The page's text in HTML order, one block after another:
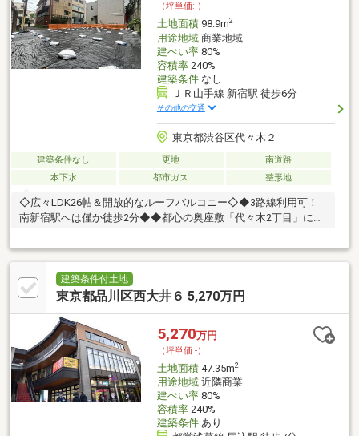
（坪単価:-）
土地面積98.9m2
用途地域商業地域
建ぺい率80%
容積率240%
建築条件なし
ＪＲ山手線 新宿駅 徒歩6分
その他の交通
東京都渋谷区代々木２
建築条件なし 更地
南道路
本下水
都市ガス 整形地
◇広々LDK26帖＆開放的なルーフバルコニー◇◆3路線利用可！
南新宿駅へは僅か徒歩2分◆◆都心の奥座敷「代々木2丁目」に住
◆◇◆◇◆◇◆◇◆◇◆◇◆◇◆◇◆◇◆◇◆◇◆◇◆【ラ
イフプラン】本物件においての住宅ローンシミュレーションはも
ちろん、本物件購入後１０～２０年後のライフサイクルの変化を
見据えた長期的なライフプランシミュレーションを実施します。
します。重要事項説明に載らないような住んでから気になる事項
を色々な角度から調査して、お客様にとっての購入リスクの有無
を徹底的に確認して提供します
建築条件付土地
東京都品川区西大井６ 5,270万円
5,270万円
（坪単価:-）
土地面積47.35m2
用途地域近隣商業
建ぺい率80%
容積率240%
建築条件あり